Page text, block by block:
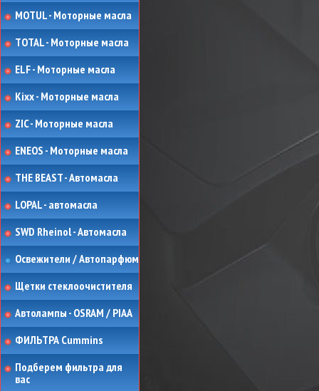
MOTUL - Моторные масла
TOTAL - Моторные масла
ELF - Моторные масла
Kixx - Моторные масла
ZIC - Моторные масла
ENEOS - Моторные масла
THE BEAST - Автомасла
LOPAL - автомасла
SWD Rheinol - Автомасла
Освежители / Автопарфюм
Щетки стеклоочистителя
Автолампы - OSRAM / PIAA
ФИЛЬТРА Cummins
Подберем фильтра для
вас